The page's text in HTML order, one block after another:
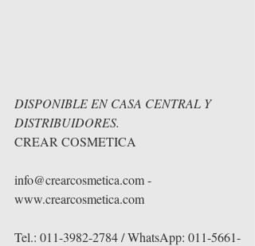
DISPONIBLE EN CASA CENTRAL Y
DISTRIBUIDORES.
CREAR COSMETICA
info@crearcosmetica.com -
www.crearcosmetica.com
Tel.: 011-3982-2784 / WhatsApp: 011-5661-